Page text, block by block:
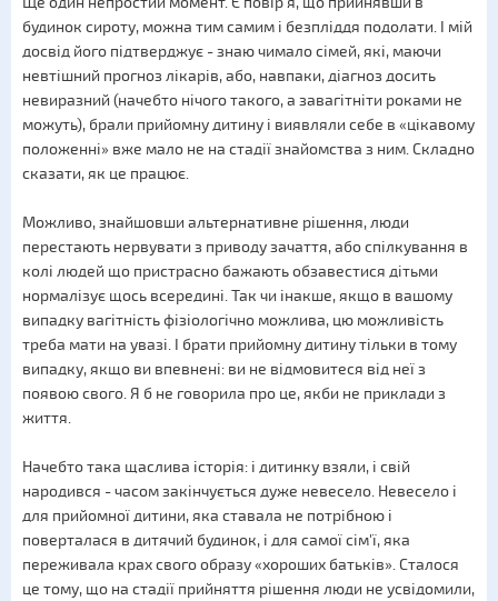
будинок сироту, можна тим самим і безпліддя подолати. І мій
досвід його підтверджує - знаю чимало сімей, які, маючи
невтішний прогноз лікарів, або, навпаки, діагноз досить
невиразний (начебто нічого такого, а завагітніти роками не
можуть), брали прийомну дитину і виявляли себе в «цікавому
положенні» вже мало не на стадії знайомства з ним. Складно
сказати, як це працює.
Можливо, знайшовши альтернативне рішення, люди
перестають нервувати з приводу зачаття, або спілкування в
колі людей що пристрасно бажають обзавестися дітьми
нормалізує щось всередині. Так чи інакше, якщо в вашому
випадку вагітність фізіологічно можлива, цю можливість
треба мати на увазі. І брати прийомну дитину тільки в тому
випадку, якщо ви впевнені: ви не відмовитеся від неї з
появою свого. Я б не говорила про це, якби не приклади з
життя.
Начебто така щаслива історія: і дитинку взяли, і свій
народився - часом закінчується дуже невесело. Невесело і
для прийомної дитини, яка ставала не потрібною і
поверталася в дитячий будинок, і для самої сім'ї, яка
переживала крах свого образу «хороших батьків». Сталося
це тому, що на стадії прийняття рішення люди не усвідомили,